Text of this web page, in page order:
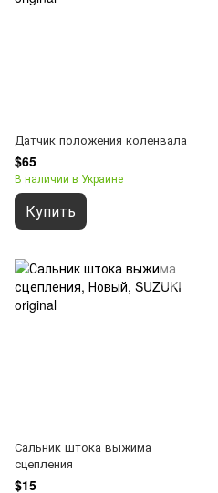
Датчик положения коленвала
$65
В наличии в Украине
Купить
Сальник штока выжима
сцепления
$15